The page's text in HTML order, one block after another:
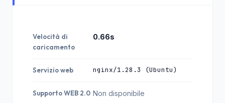
Velocità di
caricamento
0.66s
Servizio web nginx/1.28.3 (Ubuntu)
Supporto WEB 2.0 Non disponibile